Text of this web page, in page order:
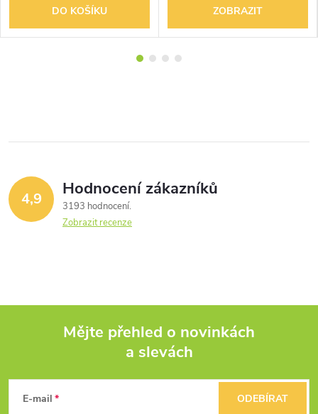
DO KOŠÍKU ZOBRAZIT
4,9 Hodnocení zákazníků
3193 hodnocení
Zobrazit recenze
Mějte přehled o novinkách
a slevách
E-mail ODEBÍRAT